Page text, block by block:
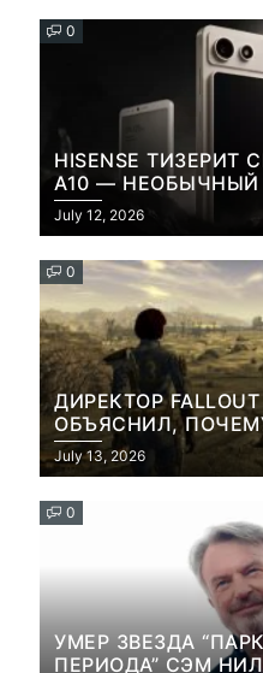
0
HISENSE ТИЗЕРИТ
A10 — НЕОБЫЧНЫЙ
INK-ЭКРАНОМ И
ПАНЕЛЬЮ ДЛЯ
July 12, 2026
0
ДИРЕКТОР FALLOUT
ОБЪЯСНИЛ,
СМЕРТИ У
СНОСИТ ВАМ
July 13, 2026
0
УМЕР ЗВЕЗДА
ПЕРИОДА” СЭМ